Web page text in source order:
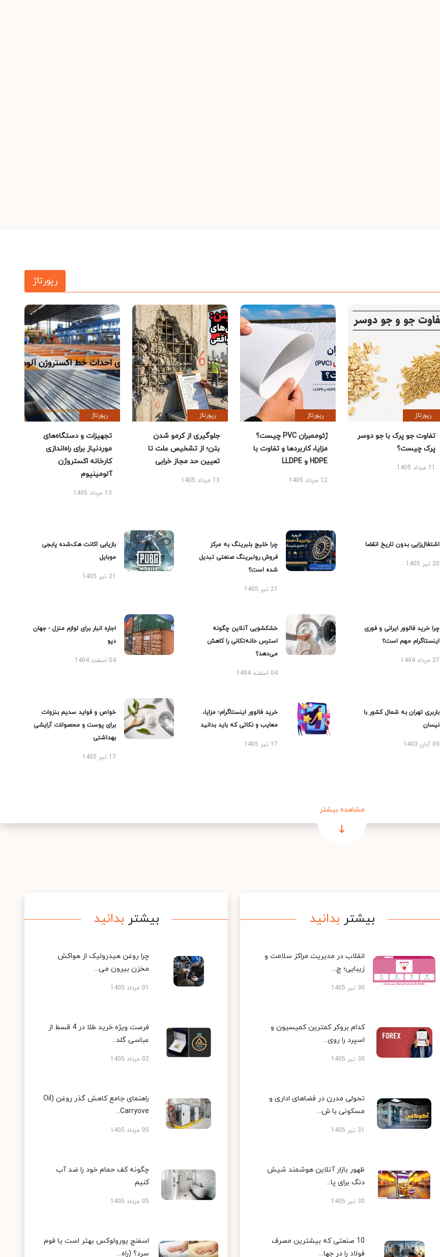
رپورتاژ
رپورتاژ
تفاوت جو پرک با جو دوسر
پرک چیست؟
11 مرداد 1405
رپورتاژ
ژئوممبران PVC چیست؟
مزایا، کاربردها و تفاوت با
HDPE و LLDPE
12 مرداد 1405
رپورتاژ
جلوگیری از کرمو شدن
بتن؛ از تشخیص علت تا
تعیین حد مجاز خرابی
13 مرداد 1405
رپورتاژ
تجهیزات و دستگاه‌های
موردنیاز برای راه‌اندازی
کارخانه اکستروژن
آلومینیوم
13 مرداد 1405
اشتغال‌زایی بدون تاریخ انقضا
20 تیر 1405
چرا خلیج بلبرینگ به مرکز
فروش رولبرینگ صنعتی تبدیل
شده است؟
21 تیر 1405
بازیابی اکانت هک‌شده پابجی
موبایل
21 تیر 1405
چرا خرید فالوور ایرانی و فوری
اینستاگرام مهم است؟
27 مرداد 1404
خشکشویی آنلاین چگونه
استرس خانه‌تکانی را کاهش
می‌دهد؟
04 اسفند 1404
اجاره انبار برای لوازم منزل - جهان
دپو
04 اسفند 1404
باربری تهران به شمال کشور با
نیسان
09 آبان 1403
خرید فالوور اینستاگرام؛ مزایا،
معایب و نکاتی که باید بدانید
17 تیر 1405
خواص و فواید سدیم بنزوات
برای پوست و محصولات آرایشی
بهداشتی
17 تیر 1405
مشاهده بیشتر
بیشتر بدانید
انقلاب در مدیریت مراکز سلامت و
زیبایی؛ چ...
30 تیر 1405
کدام بروکر کمترین کمیسیون و
اسپرد را روی...
30 تیر 1405
تحولی مدرن در فضاهای اداری و
مسکونی با ش...
31 تیر 1405
ظهور بازار آنلاین هوشمند شیش
دنگ برای پا...
30 تیر 1405
10 صنعتی که بیشترین مصرف
فولاد را در جها...
بیشتر بدانید
چرا روغن هیدرولیک از هواکش
مخزن بیرون می...
01 مرداد 1405
فرصت ویژه خرید طلا در 4 قسط از
عباسی گلد...
02 مرداد 1405
راهنمای جامع کاهش گذر روغن (Oil
Carryove...
05 مرداد 1405
چگونه کف حمام خود را ضد آب
کنیم
05 مرداد 1405
اسفنج یورولوکس بهتر است یا فوم
سرد؟ (راه...